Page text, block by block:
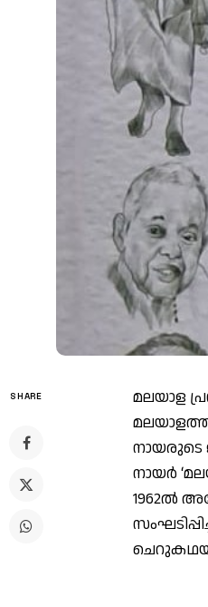
SHARE
മലയാള
നായരുടെ
നായര്‍
1962ല്‍